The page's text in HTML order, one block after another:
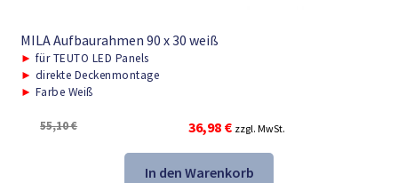
MILA Aufbaurahmen 90 x 30 weiß
► für TEUTO LED Panels
► direkte Deckenmontage
► Farbe Weiß
55,10€
Ursprünglicher
Preis
war:
36,98 €Aktueller
Preis
ist:
zzgl. MwSt.
In den Warenkorb